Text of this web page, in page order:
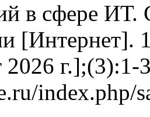
в сфере ИТ.
[Интернет].
2026 г.];(3):1-
index.php/